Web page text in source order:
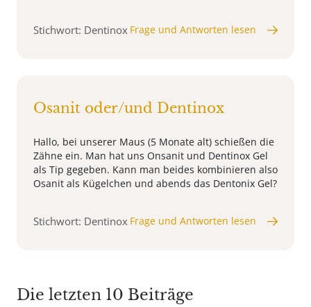
Stichwort: Dentinox Frage und Antworten lesen
Osanit oder/und Dentinox
Hallo, bei unserer Maus (5 Monate alt) schießen die
Zähne ein. Man hat uns Onsanit und Dentinox Gel
als Tip gegeben. Kann man beides kombinieren also
Osanit als Kügelchen und abends das Dentonix Gel?
Stichwort: Dentinox Frage und Antworten lesen
Die letzten 10 Beiträge